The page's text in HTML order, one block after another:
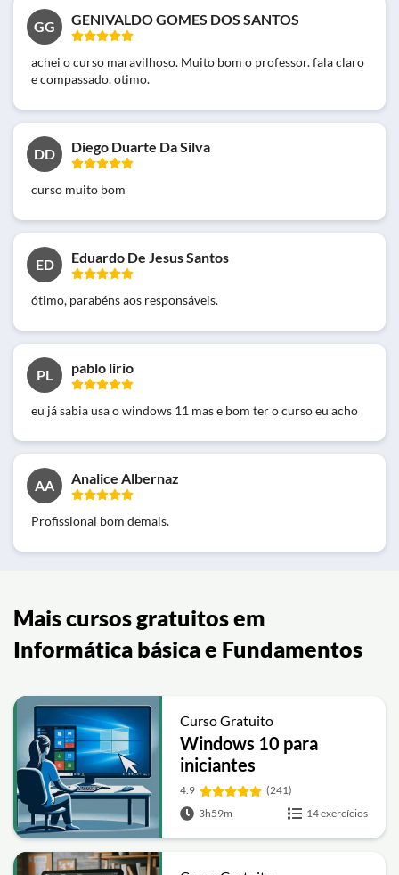
GG GENIVALDO GOMES DOS SANTOS
achei o curso maravilhoso. Muito bom o professor. fala claro
e compassado. otimo.
DD Diego Duarte Da Silva
curso muito bom
ED Eduardo De Jesus Santos
ótimo, parabéns aos responsáveis.
PL pablo lirio
eu já sabia usa o windows 11 mas e bom ter o curso eu acho
AA Analice Albernaz
Profissional bom demais.
Mais cursos gratuitos em
Informática básica e Fundamentos
Curso Gratuito
Windows 10 para
iniciantes
4.9
(241)
3h59m
14 exercícios